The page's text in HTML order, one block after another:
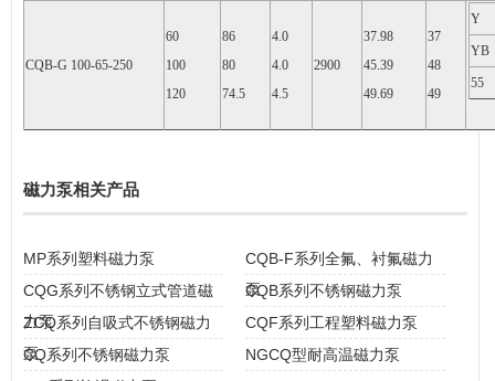
CQB-G 100-65-250
60
100
120
86
80
74.5
4.0
4.0
4.5
2900
37.98
45.39
49.69
37
48
49
Y
YB
55
磁力泵相关产品
MP系列塑料磁力泵
CQB-F系列全氟、衬氟磁力
泵
CQG系列不锈钢立式管道磁
力泵
CQB系列不锈钢磁力泵
ZCQ系列自吸式不锈钢磁力
泵
CQF系列工程塑料磁力泵
CQ系列不锈钢磁力泵
NGCQ型耐高温磁力泵